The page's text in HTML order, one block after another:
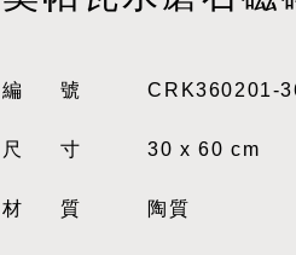
編號 CRK360201-
尺寸 30 x 60 cm
材質 陶質